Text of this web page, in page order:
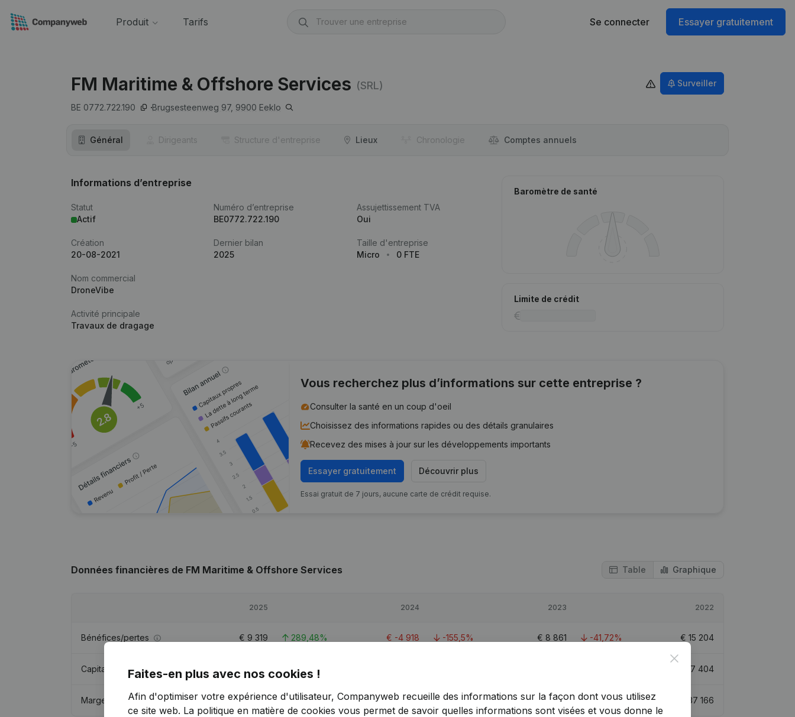
Produit Tarifs Se connecter Essayer gratuitement
FM Maritime & Offshore Services (SRL)
BE 0772.722.190 Brugsesteenweg 97, 9900 Eeklo
Surveiller
Général Dirigeants Structure d'entreprise Lieux Chronologie Comptes annuels
Informations d’entreprise
Statut
Actif
Numéro d’entreprise
BE0772.722.190
Assujettissement TVA
Oui
Création
20-08-2021
Dernier bilan
2025
Taille d'entreprise
Micro
0 FTE
Nom commercial
DroneVibe
Activité principale
Travaux de dragage
Baromètre de santé
Limite de crédit
Vous recherchez plus d’informations sur cette entreprise ?
Consulter la santé en un coup d'oeil
Choisissez des informations rapides ou des détails granulaires
Recevez des mises à jour sur les développements importants
Essayer gratuitement Découvrir plus
Essai gratuit de 7 jours, aucune carte de crédit requise.
Données financières de FM Maritime & Offshore Services Table Graphique
2025 2024 2023 2022
Bénéfices/pertes € 9 319 289,48% € -4 918 -155,5% € 8 861 -41,72% € 15 204
Capitaux propres 45,36% 17 404
Marge brute €34 531 127,11% €15 204 -42,22% €26 315 -29,2% 37 166
Close
Faites-en plus avec nos cookies !
Afin d'optimiser votre expérience d'utilisateur, Companyweb recueille des informations sur la façon dont vous utilisez
ce site web. La politique en matière de cookies vous permet de savoir quelles informations sont visées et vous donne le